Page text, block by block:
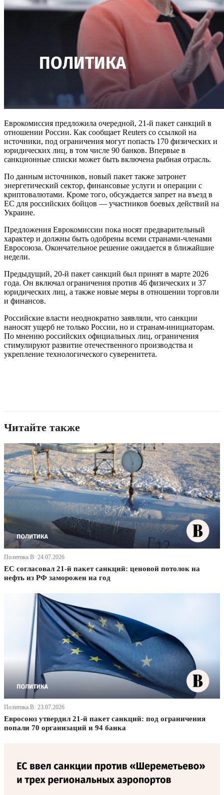
Еврокомиссия предложила очередной, 21-й пакет санкций в
отношении России. Как сообщает Reuters со ссылкой на
источники, под ограничения могут попасть 170 физических и
юридических лиц, в том числе 90 банков. Впервые в
санкционные списки может быть включена рыбная отрасль.
По данным источников, новый пакет также затронет
энергетический сектор, финансовые услуги и операции с
криптовалютами. Кроме того, обсуждается запрет на въезд в
ЕС для российских бойцов — участников боевых действий на
Украине.
Предложения Еврокомиссии пока носят предварительный
характер и должны быть одобрены всеми странами-членами
Евросоюза. Окончательное решение ожидается в ближайшие
недели.
Предыдущий, 20-й пакет санкций был принят в марте 2026
года. Он включал ограничения против 46 физических и 37
юридических лиц, а также новые меры в отношении торговли
и финансов.
Российские власти неоднократно заявляли, что санкции
наносят ущерб не только России, но и странам-инициаторам.
По мнению российских официальных лиц, ограничения
стимулируют развитие отечественного производства и
укрепление технологического суверенитета.
Читайте также
Политика В· 24.07.2026
ЕС согласовал 21-й пакет санкций: ценовой потолок на
нефть из РФ заморожен на год
Политика В· 23.07.2026
Евросоюз утвердил 21-й пакет санкций: под ограничения
попали 70 организаций и 94 банка